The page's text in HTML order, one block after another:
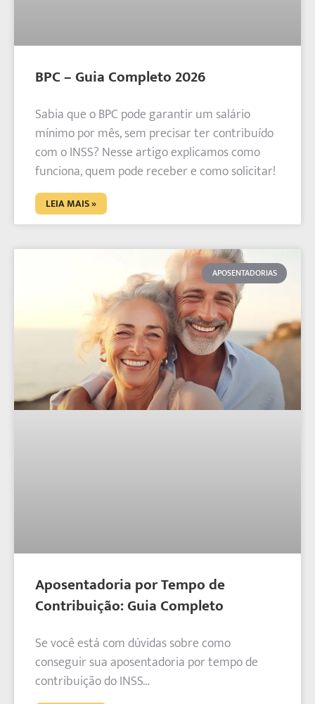
BPC – Guia Completo 2026
Sabia que o BPC pode garantir um salário
mínimo por mês, sem precisar ter contribuído
com o INSS? Nesse artigo explicamos como
funciona, quem pode receber e como solicitar!
LEIA MAIS »
APOSENTADORIAS
Aposentadoria por Tempo de
Contribuição: Guia Completo
Se você está com dúvidas sobre como
conseguir sua aposentadoria por tempo de
contribuição do INSS…